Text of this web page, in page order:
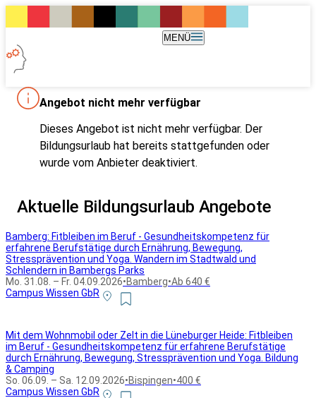
MENÜ
Angebot nicht mehr verfügbar
Dieses Angebot ist nicht mehr verfügbar. Der
Bildungsurlaub hat bereits stattgefunden oder
wurde vom Anbieter deaktiviert.
Aktuelle Bildungsurlaub Angebote
Bamberg: Fitbleiben im Beruf - Gesundheitskompetenz für
erfahrene Berufstätige durch Ernährung, Bewegung,
Stressprävention und Yoga. Wandern im Stadtwald und
Schlendern in Bambergs Parks
Mo. 31.08. – Fr. 04.09.2026•Bamberg•Ab 640 €
Campus Wissen GbR
Mit dem Wohnmobil oder Zelt in die Lüneburger Heide: Fitbleiben
im Beruf - Gesundheitskompetenz für erfahrene Berufstätige
durch Ernährung, Bewegung, Stressprävention und Yoga. Bildung
& Camping
So. 06.09. – Sa. 12.09.2026•Bispingen•400 €
Campus Wissen GbR